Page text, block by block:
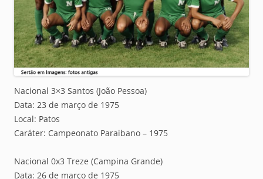
Nacional 3×3 Santos (João Pessoa)
Data: 23 de março de 1975
Local: Patos
Caráter: Campeonato Paraibano – 1975
Nacional 0x3 Treze (Campina Grande)
Data: 26 de março de 1975